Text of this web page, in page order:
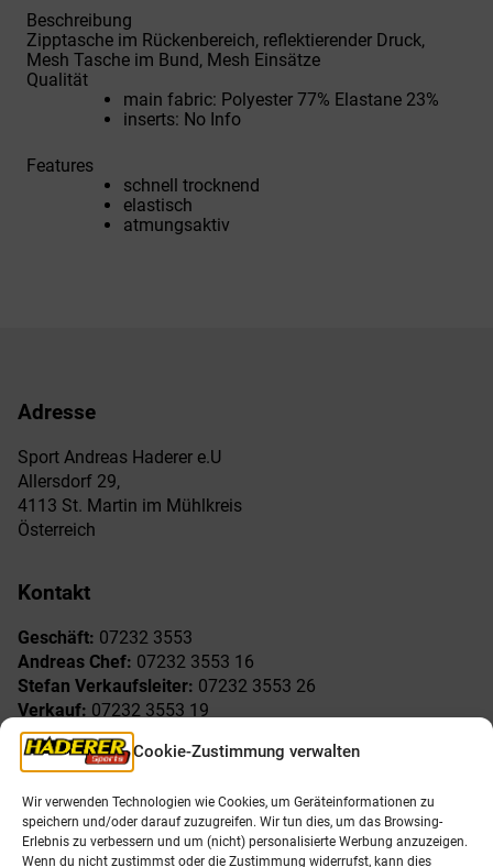
Cookie-Zustimmung verwalten
Wir verwenden Technologien wie Cookies, um Geräteinformationen zu
speichern und/oder darauf zuzugreifen. Wir tun dies, um das Browsing-
Erlebnis zu verbessern und um (nicht) personalisierte Werbung anzuzeigen.
Wenn du nicht zustimmst oder die Zustimmung widerrufst, kann dies
Beschreibung
Zipptasche im Rückenbereich, reflektierender Druck,
Mesh Tasche im Bund, Mesh Einsätze
Qualität
main fabric: Polyester 77% Elastane 23%
inserts: No Info
Features
schnell trocknend
elastisch
atmungsaktiv
Adresse
Sport Andreas Haderer e.U
Allersdorf 29,
4113 St. Martin im Mühlkreis
Österreich
Kontakt
Geschäft: 07232 3553
Andreas Chef: 07232 3553 16
Stefan Verkaufsleiter: 07232 3553 26
Verkauf: 07232 3553 19
Reklamationen:
Freude am Sport
AGB
Impressum
Allgemeines
Öffnungszeiten
Unser Team